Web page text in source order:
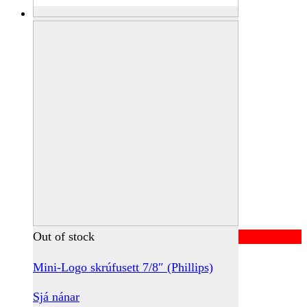
Out of stock
Mini-Logo skrúfusett 7/8″ (Phillips)
Sjá nánar